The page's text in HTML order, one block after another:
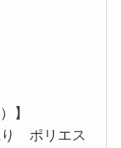
】
ポリエス